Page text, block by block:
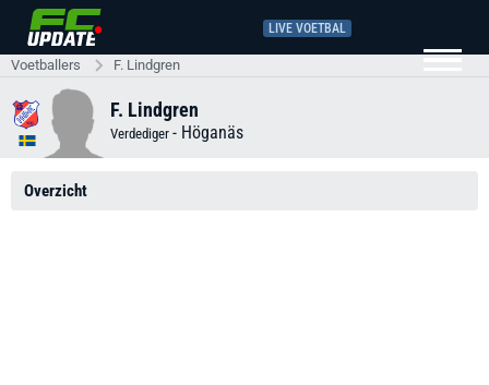
LIVE VOETBAL
Voetballers F. Lindgren
F. Lindgren
Verdediger - Höganäs
Overzicht